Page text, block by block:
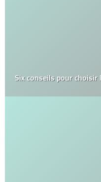
Six conseils pour choisir